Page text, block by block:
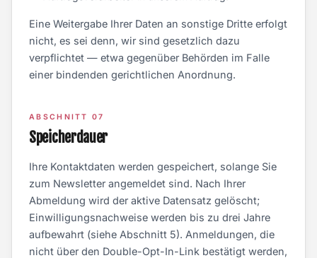
Eine Weitergabe Ihrer Daten an sonstige Dritte erfolgt
nicht, es sei denn, wir sind gesetzlich dazu
verpflichtet — etwa gegenüber Behörden im Falle
einer bindenden gerichtlichen Anordnung.
ABSCHNITT 07
Speicherdauer
Ihre Kontaktdaten werden gespeichert, solange Sie
zum Newsletter angemeldet sind. Nach Ihrer
Abmeldung wird der aktive Datensatz gelöscht;
Einwilligungsnachweise werden bis zu drei Jahre
aufbewahrt (siehe Abschnitt 5). Anmeldungen, die
nicht über den Double-Opt-In-Link bestätigt werden,